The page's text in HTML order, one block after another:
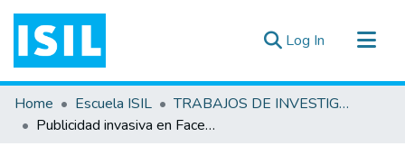
Log In (current)
All of DSpace
Statistics
Home Escuela ISIL
TRABAJOS DE INVESTIGACIÓN
Publicidad invasiva en Facebook y cómo se relaciona en el comportamiento de compra del consumidor digital en el sector retail en Lima, 2021